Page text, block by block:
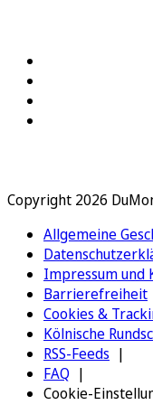
Copyright 2026
Allgemeine
Impressum und
Barrierefreiheit
Cookies &
Kölnische
RSS-Feeds
FAQ
Cookie-